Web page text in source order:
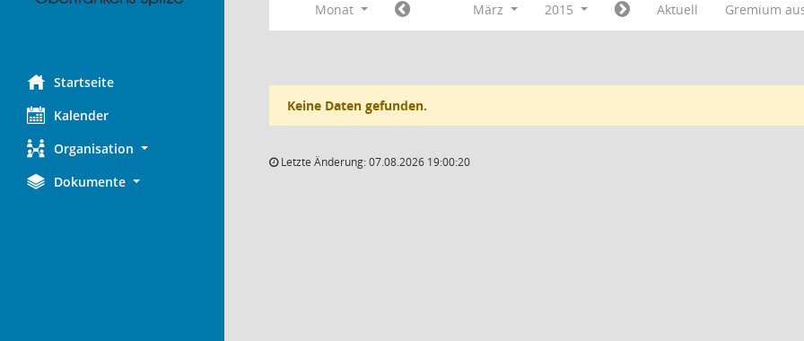
Startseite
Kalender
Organisation
Dokumente
Monat März 2015 Aktuell Gremium
Keine Daten gefunden.
Letzte Änderung: 07.08.2026 19:00:20